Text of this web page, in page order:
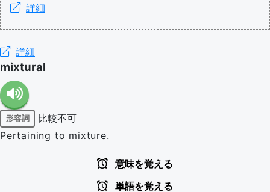
詳細
詳細
mixtural
形容詞
比較不可
Pertaining to mixture.
意味を覚える
単語を覚える